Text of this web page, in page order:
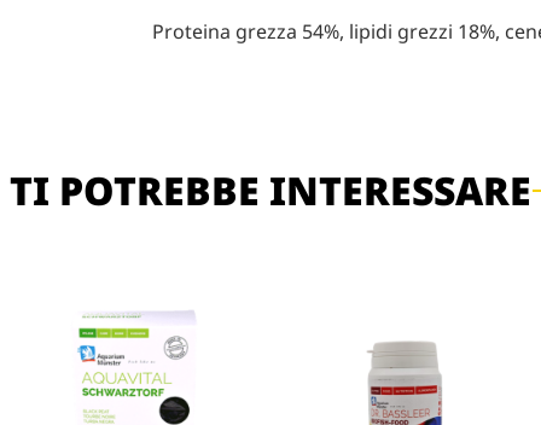
Proteina grezza 54%, lipidi grezzi 18%,
TI POTREBBE INTERESSARE